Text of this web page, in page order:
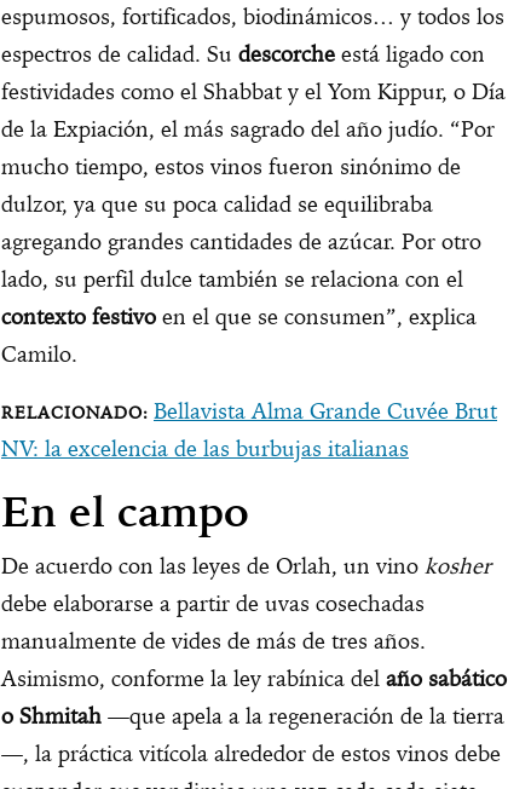
espumosos, fortificados, biodinámicos… y todos los
espectros de calidad. Su descorche está ligado con
festividades como el Shabbat y el Yom Kippur, o Día
de la Expiación, el más sagrado del año judío. “Por
mucho tiempo, estos vinos fueron sinónimo de
dulzor, ya que su poca calidad se equilibraba
agregando grandes cantidades de azúcar. Por otro
lado, su perfil dulce también se relaciona con el
contexto festivo en el que se consumen”, explica
Camilo.
Bellavista Alma Grande Cuvée Brut
NV: la excelencia de las burbujas italianas
En el campo
De acuerdo con las leyes de Orlah, un vino kosher
debe elaborarse a partir de uvas cosechadas
manualmente de vides de más de tres años.
Asimismo, conforme la ley rabínica del año sabático
o Shmitah —que apela a la regeneración de la tierra
—, la práctica vitícola alrededor de estos vinos debe